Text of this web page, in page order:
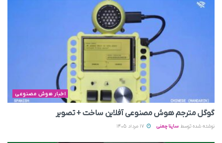
اخبار هوش مصنوعی
گوگل مترجم هوش مصنوعی آفلاین ساخت + تصویر
نوشته شده توسط ساینا چمنی